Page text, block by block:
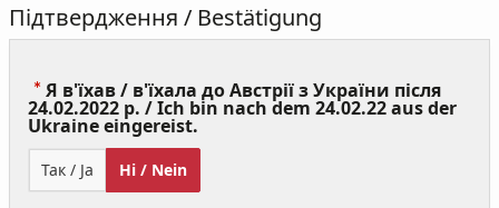
Підтвердження / Bestätigung
Я в'їхав / в'їхала до Австрії з України після
24.02.2022 р. / Ich bin nach dem 24.02.22 aus der
Ukraine eingereist.
Required)
Так / Ja Ні / Nein